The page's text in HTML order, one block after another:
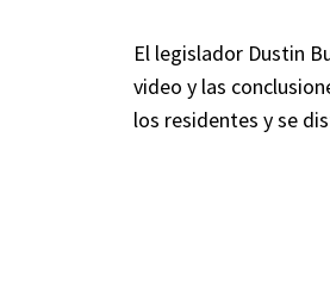
El legislador Dustin
video y las
los residentes y se